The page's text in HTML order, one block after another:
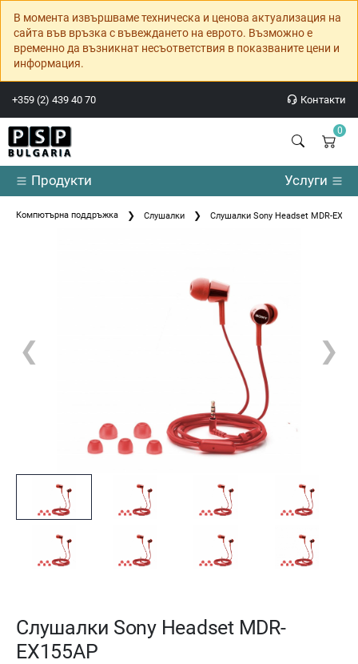
В момента извършваме техническа и ценова актуализация на
сайта във връзка с въвеждането на еврото. Възможно е
временно да възникнат несъответствия в показваните цени и
информация.
+359 (2) 439 40 70 Контакти
0
Продукти Услуги
Компютърна поддръжка Слушалки Слушалки Sony Headset MDR-
❮ ❯
Слушалки Sony Headset MDR-
EX155AP